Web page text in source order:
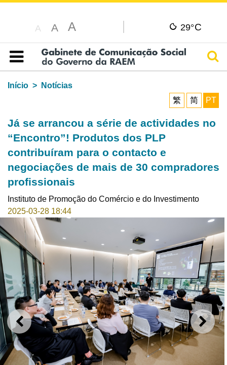
A A A 29°C
Índice
Início
Notícias
繁
简 PT
Já se arrancou a série de actividades no
“Encontro”! Produtos dos PLP
contribuíram para o contacto e
negociações de mais de 30 compradores
profissionais
Instituto de Promoção do Comércio e do Investimento
2025-03-28 18:44
ANTERIOR